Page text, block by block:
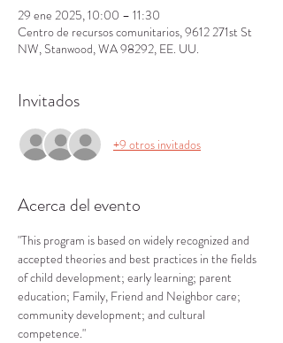
29 ene 2025, 10:00 – 11:30
Centro de recursos comunitarios, 9612 271st St
NW, Stanwood, WA 98292, EE. UU.
Invitados
+9 otros invitados
Acerca del evento
"This program is based on widely recognized and
accepted theories and best practices in the fields
of child development; early learning; parent
education; Family, Friend and Neighbor care;
community development; and cultural
competence."